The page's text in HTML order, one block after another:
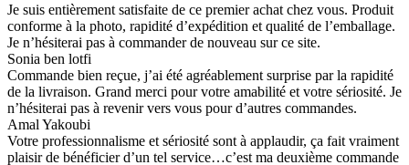
Je suis entièrement satisfaite de ce premier achat chez vous. Produit
conforme à la photo, rapidité d’expédition et qualité de l’emballage.
Je n’hésiterai pas à commander de nouveau sur ce site.
Sonia ben lotfi
Commande bien reçue, j’ai été agréablement surprise par la rapidité
de la livraison. Grand merci pour votre amabilité et votre sériosité. Je
n’hésiterai pas à revenir vers vous pour d’autres commandes.
Amal Yakoubi
Votre professionnalisme et sériosité sont à applaudir, ça fait vraiment
plaisir de bénéficier d’un tel service…c’est ma deuxième commande